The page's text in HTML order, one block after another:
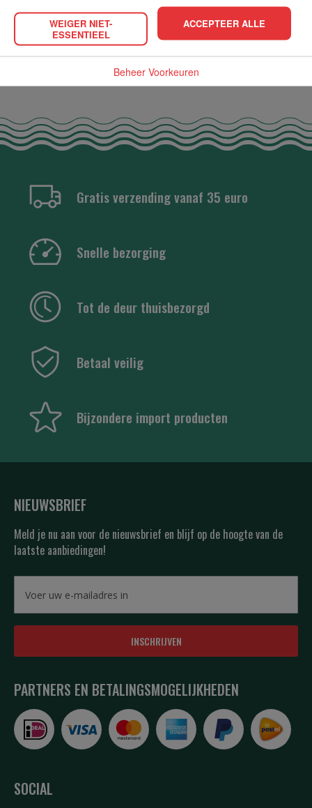
POPULAIRE PRODUCTEN
Gratis verzending vanaf 35 euro
Snelle bezorging
Tot de deur thuisbezorgd
Betaal veilig
Bijzondere import producten
NIEUWSBRIEF
Meld je nu aan voor de nieuwsbrief en blijf op de hoogte van de
laatste aanbiedingen!
INSCHRIJVEN
PARTNERS EN BETALINGSMOGELIJKHEDEN
SOCIAL
WEIGER NIET-
ESSENTIEEL
ACCEPTEER ALLE
Beheer Voorkeuren